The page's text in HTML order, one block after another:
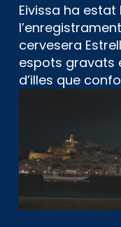
Eivissa ha estat
cervesera
espots gravats
d’illes que